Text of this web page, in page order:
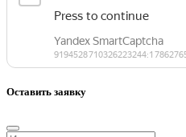
Оставить заявку